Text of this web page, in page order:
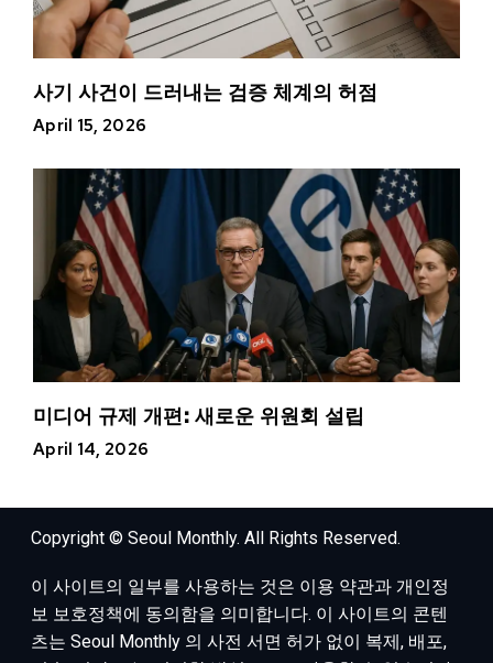
사기 사건이 드러내는 검증 체계의 허점
April 15, 2026
미디어 규제 개편: 새로운 위원회 설립
April 14, 2026
Copyright © Seoul Monthly. All Rights Reserved.
이 사이트의 일부를 사용하는 것은 이용 약관과 개인정
보 보호정책에 동의함을 의미합니다. 이 사이트의 콘텐
츠는 Seoul Monthly 의 사전 서면 허가 없이 복제, 배포,